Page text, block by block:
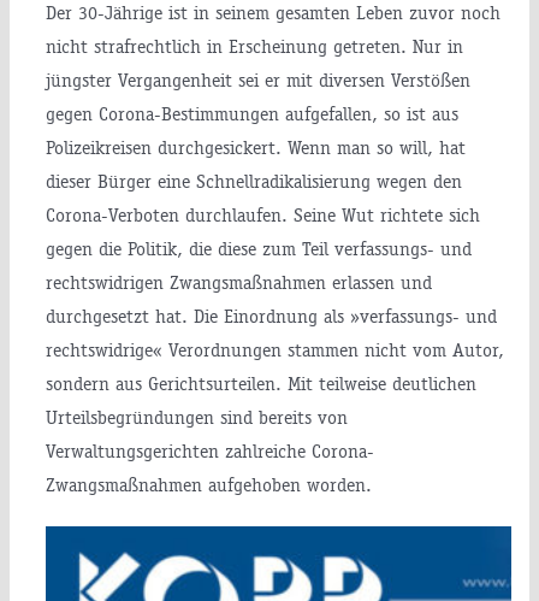
Der 30-Jährige ist in seinem gesamten Leben zuvor noch
nicht strafrechtlich in Erscheinung getreten. Nur in
jüngster Vergangenheit sei er mit diversen Verstößen
gegen Corona-Bestimmungen aufgefallen, so ist aus
Polizeikreisen durchgesickert. Wenn man so will, hat
dieser Bürger eine Schnellradikalisierung wegen den
Corona-Verboten durchlaufen. Seine Wut richtete sich
gegen die Politik, die diese zum Teil verfassungs- und
rechtswidrigen Zwangsmaßnahmen erlassen und
durchgesetzt hat. Die Einordnung als »verfassungs- und
rechtswidrige« Verordnungen stammen nicht vom Autor,
sondern aus Gerichtsurteilen. Mit teilweise deutlichen
Urteilsbegründungen sind bereits von
Verwaltungsgerichten zahlreiche Corona-
Zwangsmaßnahmen aufgehoben worden.